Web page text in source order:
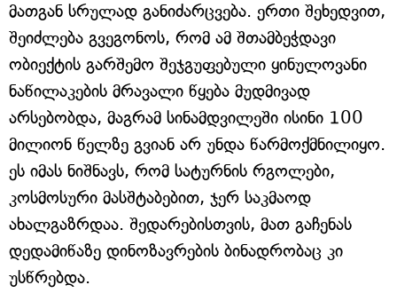
მათგან სრულად განიძარცვება. ერთი შეხედვით,
შეიძლება გვეგონოს, რომ ამ შთამბეჭდავი
ობიექტის გარშემო შეჯგუფებული ყინულოვანი
ნაწილაკების მრავალი წყება მუდმივად
არსებობდა, მაგრამ სინამდვილეში ისინი 100
მილიონ წელზე გვიან არ უნდა წარმოქმნილიყო.
ეს იმას ნიშნავს, რომ სატურნის რგოლები,
კოსმოსური მასშტაბებით, ჯერ საკმაოდ
ახალგაზრდაა. შედარებისთვის, მათ გაჩენას
დედამიწაზე დინოზავრების ბინადრობაც კი
უსწრებდა.